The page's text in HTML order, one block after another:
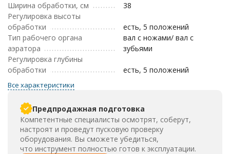
Ширина обработки, см
38
Регулировка высоты
обработки
есть, 5 положений
Тип рабочего органа
аэратора
вал с ножами/ вал с
зубьями
Регулировка глубины
обработки
есть, 5 положений
Все характеристики
Предпродажная подготовка
Компетентные специалисты осмотрят, соберут,
настроят и проведут пусковую проверку
оборудования. Вы сможете убедиться,
что инструмент полностью готов к эксплуатации.